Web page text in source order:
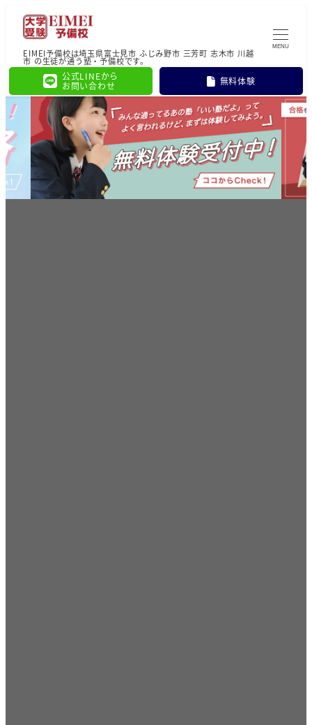
EIMEI予備校は埼玉県富士見市 ふじみ野市 三芳町 志木市 川越
市 の生徒が通う塾・予備校です。
公式LINEから
お問い合わせ
無料体験
MENU